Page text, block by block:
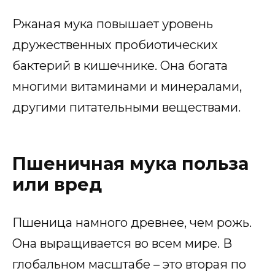
Ржаная мука повышает уровень
дружественных пробиотических
бактерий в кишечнике. Она богата
многими витаминами и минералами,
другими питательными веществами.
Пшеничная мука польза
или вред
Пшеница намного древнее, чем рожь.
Она выращивается во всем мире. В
глобальном масштабе – это вторая по